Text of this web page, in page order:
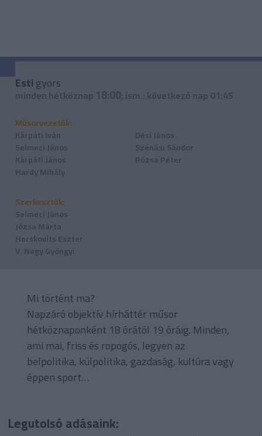
Estigyors
Műsorvezetők:
Szerkesztők:
Mi történt ma?
Napzáró objektív hírháttér műsor
hétköznaponként 18 órától 19 óráig. Minden,
ami mai, friss és ropogós, legyen az
belpolitika, külpolitika, gazdaság, kultúra vagy
éppen sport…
Legutolsó adásaink: